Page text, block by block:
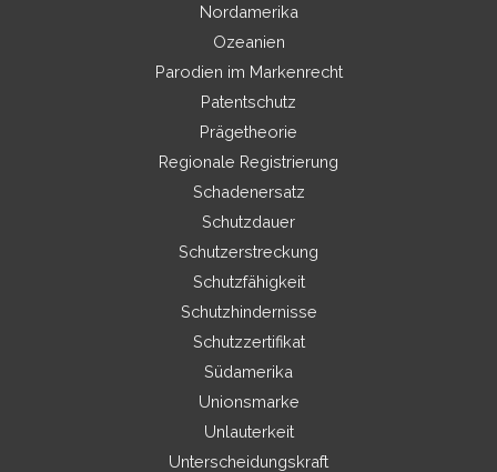
Nordamerika
Ozeanien
Parodien im Markenrecht
Patentschutz
Prägetheorie
Regionale Registrierung
Schadenersatz
Schutzdauer
Schutzerstreckung
Schutzfähigkeit
Schutzhindernisse
Schutzzertifikat
Südamerika
Unionsmarke
Unlauterkeit
Unterscheidungskraft